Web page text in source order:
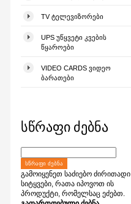
TV ᲢᲔᲚᲔᲕᲘᲖᲝᲠᲔᲑᲘ
UPS ᲣᲬᲧᲕᲔᲢᲘ ᲙᲕᲔᲑᲘᲡ
ᲬᲧᲐᲠᲝᲔᲑᲘ
VIDEO CARDS ᲕᲘᲓᲔᲝ
ᲑᲐᲠᲐᲗᲔᲑᲘ
სწრაფი ძებნა
ᲡᲬᲠᲐᲤᲘ ᲫᲔᲑᲜᲐ
გამოიყენეთ საძიებო ძირითადი
სიტყვები, რათა იპოვოთ ის
პროდუქტი, რომელსაც ეძებთ.